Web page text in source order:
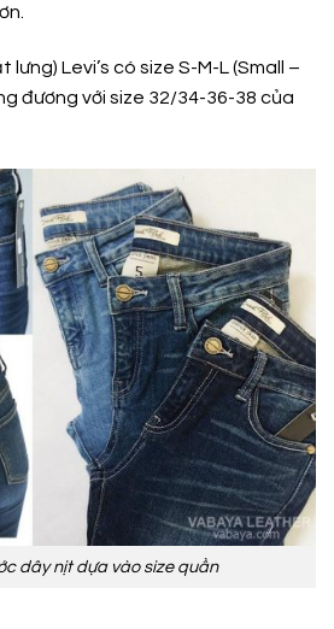
Levi’s có size S-M-L (Small –
đương với size 32/34-36-38 của
dây nịt dựa vào size quần